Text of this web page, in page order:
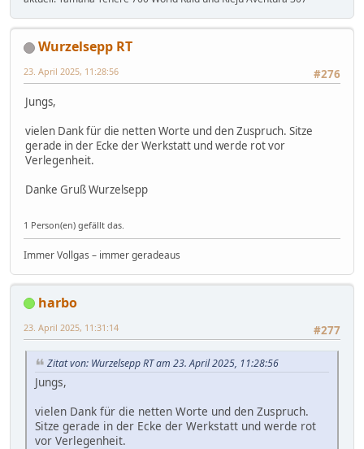
Wurzelsepp RT
#276
23. April 2025, 11:28:56
Jungs,
vielen Dank für die netten Worte und den Zuspruch. Sitze
gerade in der Ecke der Werkstatt und werde rot vor
Verlegenheit.
Danke Gruß Wurzelsepp
1 Person(en) gefällt das.
Immer Vollgas – immer geradeaus
harbo
#277
23. April 2025, 11:31:14
Zitat von: Wurzelsepp RT am 23. April 2025, 11:28:56
Jungs,
vielen Dank für die netten Worte und den Zuspruch.
Sitze gerade in der Ecke der Werkstatt und werde rot
vor Verlegenheit.